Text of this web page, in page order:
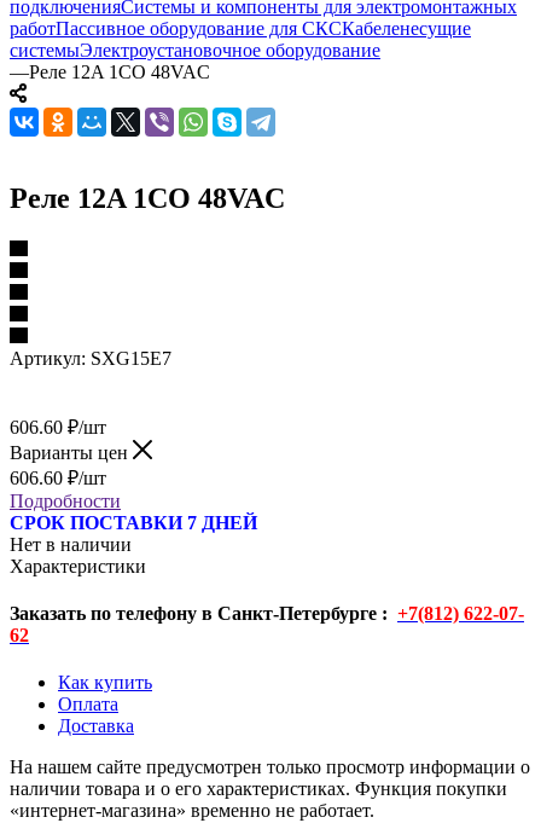
подключенияСистемы и компоненты для электромонтажных
работПассивное оборудование для СКСКабеленесущие
системыЭлектроустановочное оборудование
—Реле 12A 1CO 48VAC
Реле 12A 1CO 48VAC
Артикул: SXG15E7
606.60 ₽/шт
Варианты цен
606.60 ₽/шт
Подробности
СРОК ПОСТАВКИ 7 ДНЕЙ
Нет в наличии
Характеристики
Заказать по телефону в Санкт-Петербурге : +7(812) 622-07-
62
Как купить
Оплата
Доставка
На нашем сайте предусмотрен только просмотр информации о
наличии товара и о его характеристиках. Функция покупки
«интернет-магазина» временно не работает.